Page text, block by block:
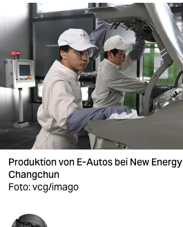
sport
berlin
nord
wahrheit
verlag
verlag
Produktion von E-Autos bei New
Changchun
Foto: vcg/imago